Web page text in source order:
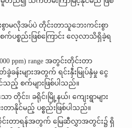
စွာမလိုအပ်ပဲ တိုင်းတာသူဘေးကင်းစွာ
ပစ္စည်းဖြစ်ကြောင်း လေ့လာသိရှိခဲ့ရ
ppm) range အတွင်းတိုင်းတာ
ခွဲခန်းများအတွက် ရင်းနှီးမြုပ်နှံမှု ငွေ
သည့် စက်များဖြစ်ပါသည်။
တိုင်း၊ ခရိုင်၊မြို့နယ်၊ ကျေးရွာများ
င်မည့် ပစ္စည်းဖြစ်ပါသည်။
းတာရန်အတွက် မြေဆီလွှာအတွင်း၌ ရှိ